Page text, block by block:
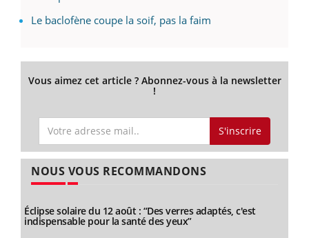
Le baclofène coupe la soif, pas la faim
Vous aimez cet article ? Abonnez-vous à la newsletter
!
S'inscrire
NOUS VOUS RECOMMANDONS
Éclipse solaire du 12 août : “Des verres adaptés, c'est
indispensable pour la santé des yeux”